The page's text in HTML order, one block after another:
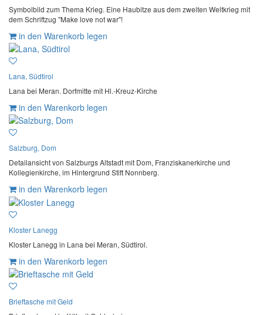
Symbolbild zum Thema Krieg. Eine Haubitze aus dem zweiten Weltkrieg mit
dem Schriftzug "Make love not war"!
in den Warenkorb legen
Lana, Südtirol
Lana bei Meran. Dorfmitte mit Hl.-Kreuz-Kirche
in den Warenkorb legen
Salzburg, Dom
Detailansicht von Salzburgs Altstadt mit Dom, Franziskanerkirche und
Kollegienkirche, im Hintergrund Stift Nonnberg.
in den Warenkorb legen
Kloster Lanegg
Kloster Lanegg in Lana bei Meran, Südtirol.
in den Warenkorb legen
Brieftasche mit Geld